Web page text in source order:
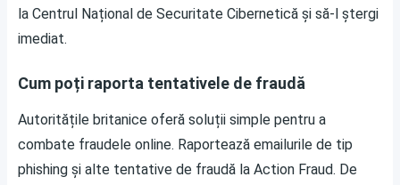
la Centrul Național de Securitate Cibernetică și să-l ștergi
imediat.
Cum poți raporta tentativele de fraudă
Autoritățile britanice oferă soluții simple pentru a
combate fraudele online. Raportează emailurile de tip
phishing și alte tentative de fraudă la Action Fraud. De